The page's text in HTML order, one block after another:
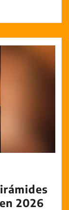
2026